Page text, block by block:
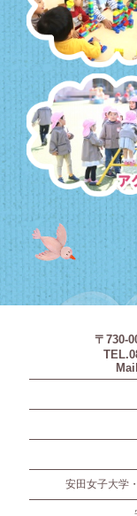
預かり保育・課外教
アクセス
〒730-
安田女子大学